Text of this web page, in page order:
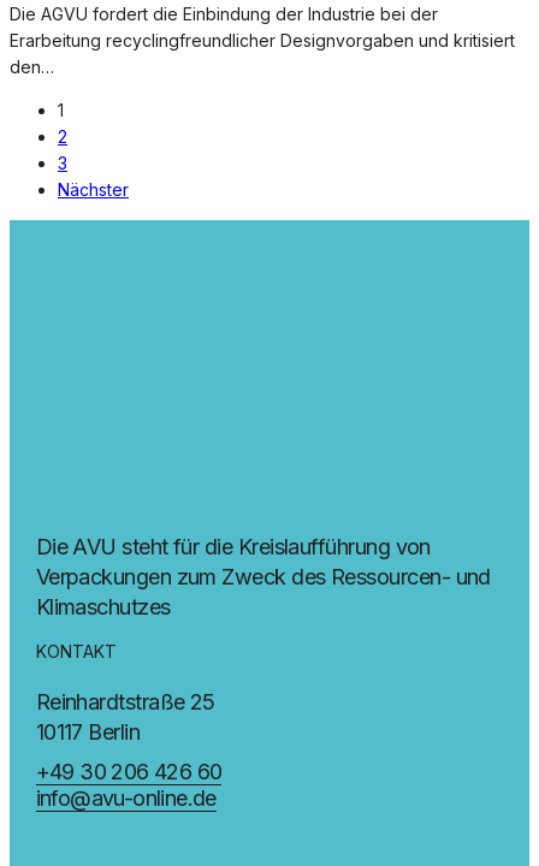
Die AGVU fordert die Einbindung der Industrie bei der
Erarbeitung recyclingfreundlicher Designvorgaben und kritisiert
den…
1
2
3
Nächster
Die AVU steht für die Kreislaufführung von
Verpackungen zum Zweck des Ressourcen- und
Klimaschutzes
KONTAKT
Reinhardtstraße 25
10117 Berlin
+49 30 206 426 60
info@avu-online.de